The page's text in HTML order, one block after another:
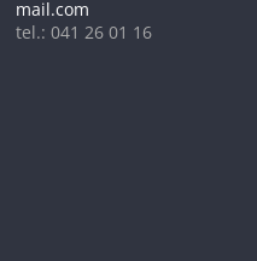
mail.com
tel.: 041 26 01 16